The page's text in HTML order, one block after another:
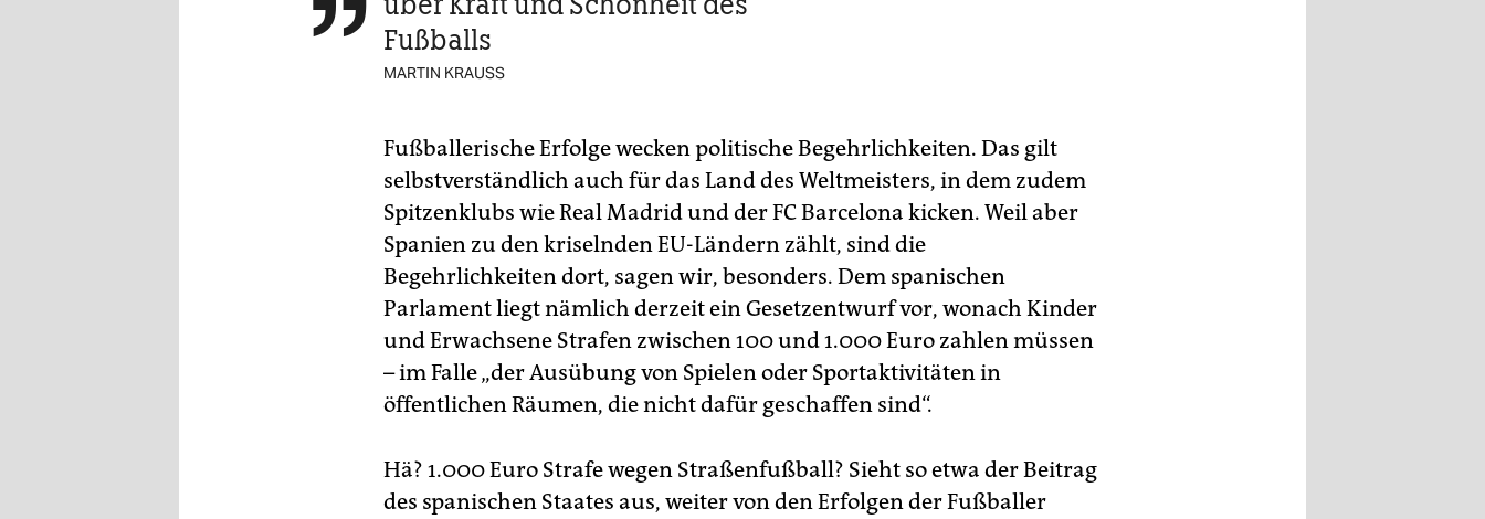

Fußballs
MARTIN KRAUSS
Fußballerische Erfolge wecken politische Begehrlichkeiten. Das gilt
selbstverständlich auch für das Land des Weltmeisters, in dem zudem
Spitzenklubs wie Real Madrid und der FC Barcelona kicken. Weil aber
Spanien zu den kriselnden EU-Ländern zählt, sind die
Begehrlichkeiten dort, sagen wir, besonders. Dem spanischen
Parlament liegt nämlich derzeit ein Gesetzentwurf vor, wonach Kinder
und Erwachsene Strafen zwischen 100 und 1.000 Euro zahlen müssen
– im Falle „der Ausübung von Spielen oder Sportaktivitäten in
öffentlichen Räumen, die nicht dafür geschaffen sind“.
Hä? 1.000 Euro Strafe wegen Straßenfußball? Sieht so etwa der Beitrag
des spanischen Staates aus, weiter von den Erfolgen der Fußballer